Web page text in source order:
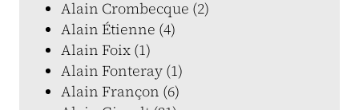
Alain Crombecque (2)
Alain Étienne (4)
Alain Foix (1)
Alain Fonteray (1)
Alain Françon (6)